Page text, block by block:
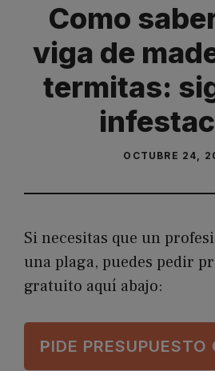
Como
viga de
termitas:
OCTUBRE 24,
Si necesitas que un
una plaga, puedes pedir
gratuito aquí abajo:
PIDE PRESUPUESTO